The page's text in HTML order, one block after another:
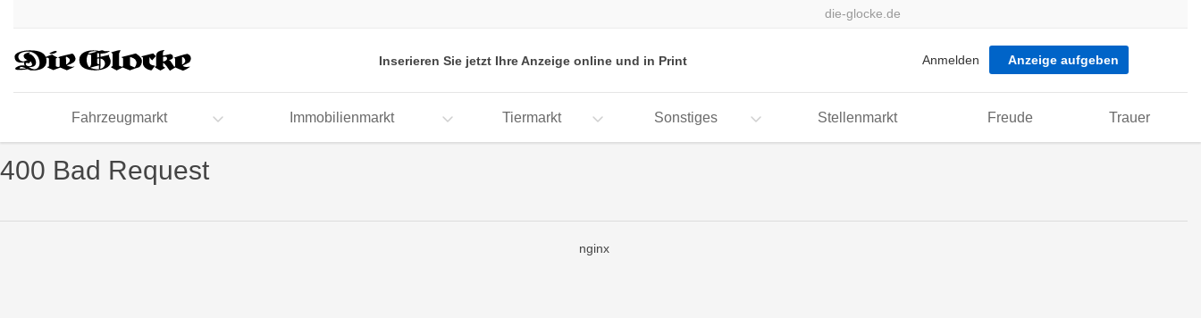
aktivieren
zur
die-glocke.de
Inserieren Sie jetzt Ihre Anzeige online und in Print Anmelden Anzeige aufgeben
Fahrzeugmarkt Immobilienmarkt Tiermarkt Sonstiges Stellenmarkt Freude Trauer
400 Bad Request
nginx